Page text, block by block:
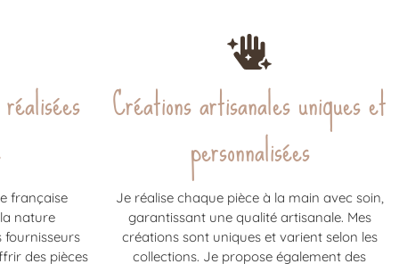
française
nature
fournisseurs
des pièces
Créations artisanales uniques et
personnalisées
Je réalise chaque pièce à la main avec soin,
garantissant une qualité artisanale. Mes
créations sont uniques et varient selon les
collections. Je propose également des